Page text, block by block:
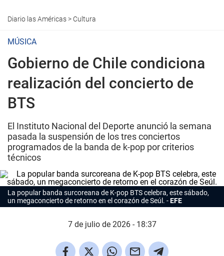
Diario las Américas> Cultura
MÚSICA
Gobierno de Chile condiciona
realización del concierto de
BTS
El Instituto Nacional del Deporte anunció la semana
pasada la suspensión de los tres conciertos
programados de la banda de k-pop por criterios
técnicos
La popular banda surcoreana de K-pop BTS celebra, este sábado,
un megaconcierto de retorno en el corazón de Seúl.
EFE
7 de julio de 2026 - 18:37